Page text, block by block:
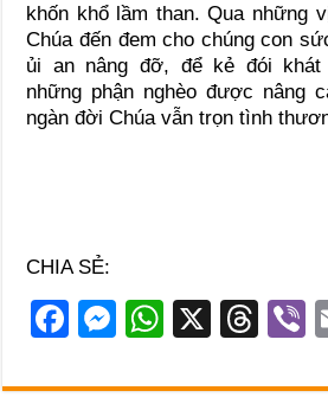
khốn khổ lầm than. Qua những
Chúa đến đem cho chúng con
ủi an nâng đỡ, để kẻ đói
những phận nghèo được nâng
ngàn đời Chúa vẫn trọn tình
CHIA SẺ:
F
c
M
ss
W
at
X
T
e